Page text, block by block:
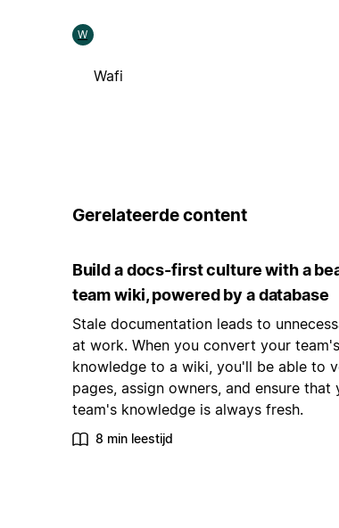
W
Wafi
Gerelateerde content
Build a docs-first culture with a
team wiki, powered by a database
Stale documentation leads to
at work. When you convert your team's
knowledge to a wiki, you'll be able to
pages, assign owners, and ensure that
team's knowledge is always fresh.
8 min leestijd